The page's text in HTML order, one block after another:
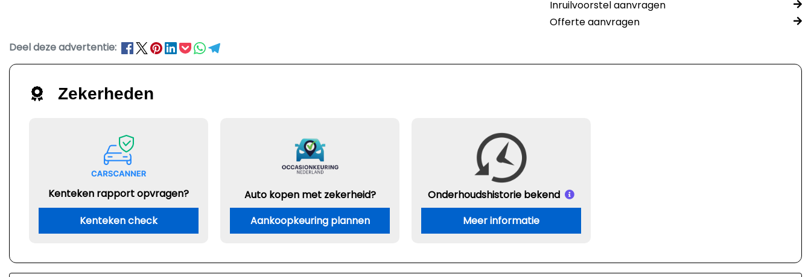
Inruilvoorstel aanvragen
Offerte aanvragen
Deel deze advertentie:
Zekerheden
Kenteken rapport opvragen?
Kenteken check
Auto kopen met zekerheid?
Aankoopkeuring plannen
Onderhoudshistorie bekend
Meer informatie